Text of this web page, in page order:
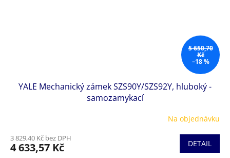
5 650,70
Kč
–18 %
YALE Mechanický zámek SZS90Y/SZS92Y, hluboký -
samozamykací
Na objednávku
3 829,40 Kč bez DPH
4 633,57 Kč DETAIL